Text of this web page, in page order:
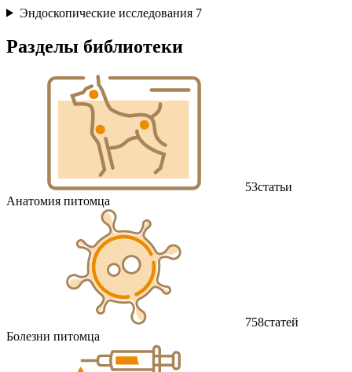
Эндоскопические исследования 7
Разделы библиотеки
53статьи
Анатомия питомца
758статей
Болезни питомца